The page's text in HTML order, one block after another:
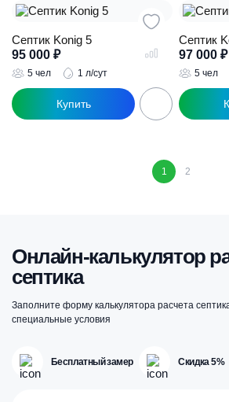
Септик Konig 5
95 000 ₽
5 чел 1 л/сут
Септик
97 000 ₽
5 чел
1 2
Онлайн-калькулятор
септика
Заполните форму калькулятора расчета
специальные условия
Бесплатный замер Скидка 5%